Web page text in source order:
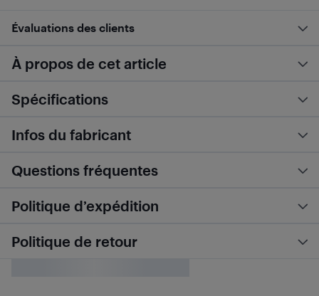
Évaluations des clients
À propos de cet article
Spécifications
Infos du fabricant
Questions fréquentes
Politique d’expédition
Politique de retour